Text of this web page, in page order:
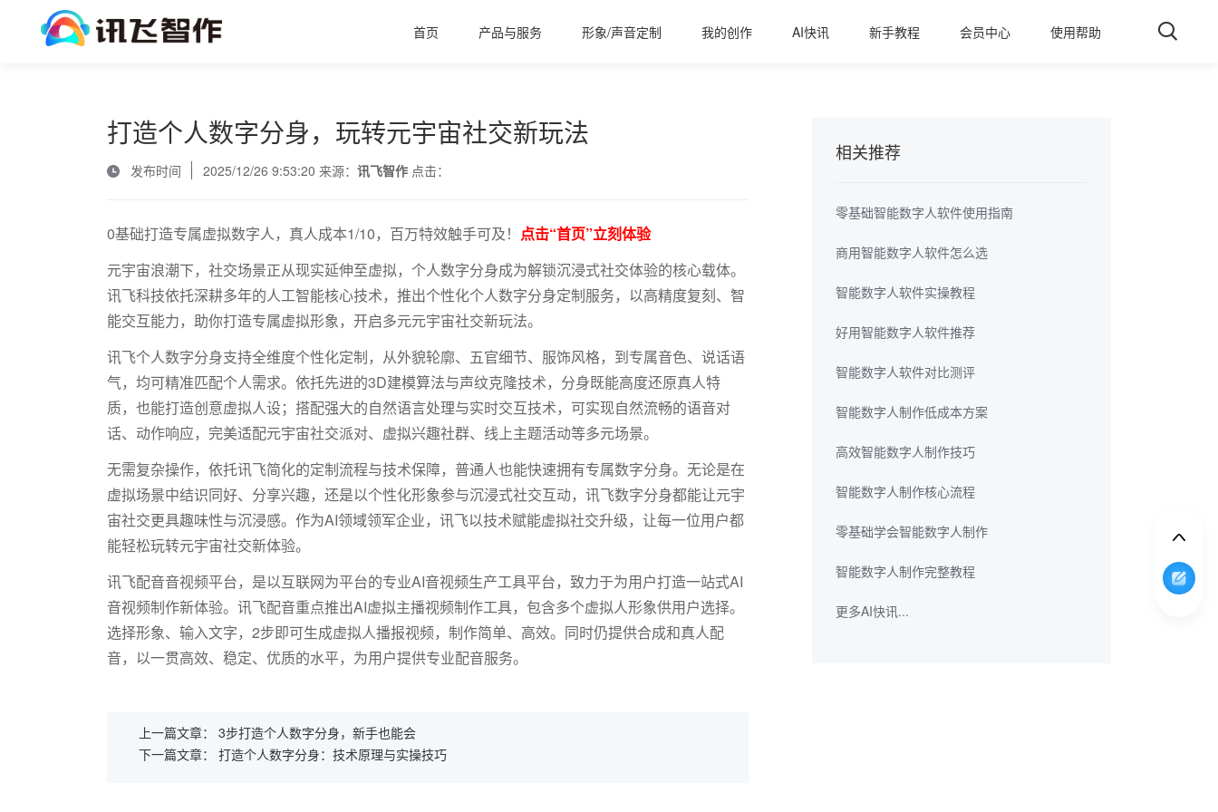
首页 产品与服务 形象/声音定制 我的创作 AI快讯 新手教程 会员中心 使用帮助
打造个人数字分身，玩转元宇宙社交新玩法
发布时间 2025/12/26 9:53:20 来源： 讯飞智作点击：
0基础打造专属虚拟数字人，真人成本1/10，百万特效触手可及！ 点击“首页”立刻体验
元宇宙浪潮下，社交场景正从现实延伸至虚拟，个人数字分身成为解锁沉浸式社交体验的核心载体。
讯飞科技依托深耕多年的人工智能核心技术，推出个性化个人数字分身定制服务，以高精度复刻、智
能交互能力，助你打造专属虚拟形象，开启多元元宇宙社交新玩法。
讯飞个人数字分身支持全维度个性化定制，从外貌轮廓、五官细节、服饰风格，到专属音色、说话语
气，均可精准匹配个人需求。依托先进的3D建模算法与声纹克隆技术，分身既能高度还原真人特
质，也能打造创意虚拟人设；搭配强大的自然语言处理与实时交互技术，可实现自然流畅的语音对
话、动作响应，完美适配元宇宙社交派对、虚拟兴趣社群、线上主题活动等多元场景。
无需复杂操作，依托讯飞简化的定制流程与技术保障，普通人也能快速拥有专属数字分身。无论是在
虚拟场景中结识同好、分享兴趣，还是以个性化形象参与沉浸式社交互动，讯飞数字分身都能让元宇
宙社交更具趣味性与沉浸感。作为AI领域领军企业，讯飞以技术赋能虚拟社交升级，让每一位用户都
能轻松玩转元宇宙社交新体验。
讯飞配音音视频平台，是以互联网为平台的专业AI音视频生产工具平台，致力于为用户打造一站式AI
音视频制作新体验。讯飞配音重点推出AI虚拟主播视频制作工具，包含多个虚拟人形象供用户选择。
选择形象、输入文字，2步即可生成虚拟人播报视频，制作简单、高效。同时仍提供合成和真人配
音，以一贯高效、稳定、优质的水平，为用户提供专业配音服务。
上一篇文章： 3步打造个人数字分身，新手也能会
下一篇文章： 打造个人数字分身：技术原理与实操技巧
相关推荐
零基础智能数字人软件使用指南
商用智能数字人软件怎么选
智能数字人软件实操教程
好用智能数字人软件推荐
智能数字人软件对比测评
智能数字人制作低成本方案
高效智能数字人制作技巧
智能数字人制作核心流程
零基础学会智能数字人制作
智能数字人制作完整教程
更多AI快讯...